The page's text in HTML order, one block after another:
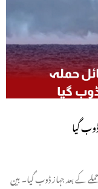
گیا
حملے کے بعد جہاز ڈوب گیا۔ بین